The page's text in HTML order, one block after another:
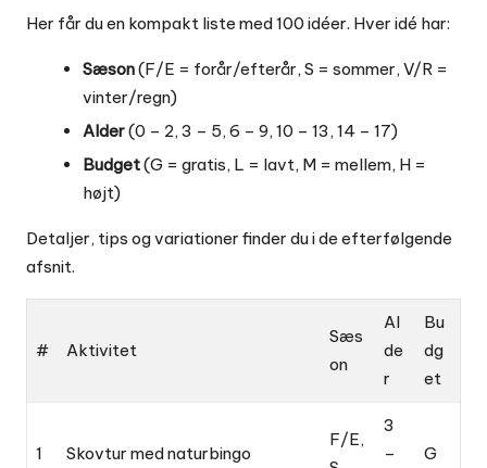
Her får du en kompakt liste med 100 idéer. Hver idé har:
Sæson(F/E = forår/efterår, S = sommer, V/R =
vinter/regn)
Alder(0 – 2, 3 – 5, 6 – 9, 10 – 13, 14 – 17)
Budget(G = gratis, L = lavt, M = mellem, H =
højt)
Detaljer, tips og variationer finder du i de efterfølgende
afsnit.
# Aktivitet
Sæs
on
Al
de
r
Bu
dg
et
1 Skovtur med naturbingo
F/E,
3
–
G